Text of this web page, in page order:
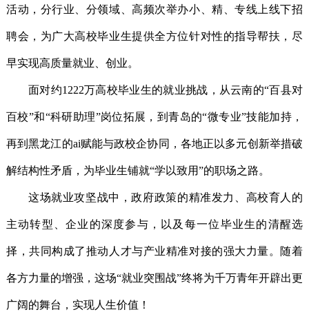
活动，分行业、分领域、高频次举办小、精、专线上线下招
聘会，为广大高校毕业生提供全方位针对性的指导帮扶，尽
早实现高质量就业、创业。
面对约1222万高校毕业生的就业挑战，从云南的“百县对
百校”和“科研助理”岗位拓展，到青岛的“微专业”技能加持，
再到黑龙江的ai赋能与政校企协同，各地正以多元创新举措破
解结构性矛盾，为毕业生铺就“学以致用”的职场之路。
这场就业攻坚战中，政府政策的精准发力、高校育人的
主动转型、企业的深度参与，以及每一位毕业生的清醒选
择，共同构成了推动人才与产业精准对接的强大力量。随着
各方力量的增强，这场“就业突围战”终将为千万青年开辟出更
广阔的舞台，实现人生价值！